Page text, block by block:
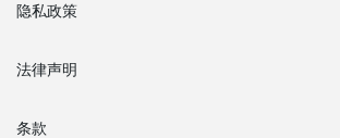
隐私政策
法律声明
条款